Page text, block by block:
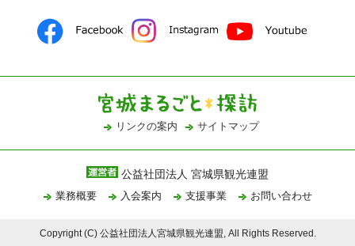
リンクの案内 サイトマップ
公益社団法人 宮城県観光連盟
業務概要 入会案内 支援事業 お問い合わせ
Copyright (C) 公益社団法人宮城県観光連盟, All Rights Reserved.